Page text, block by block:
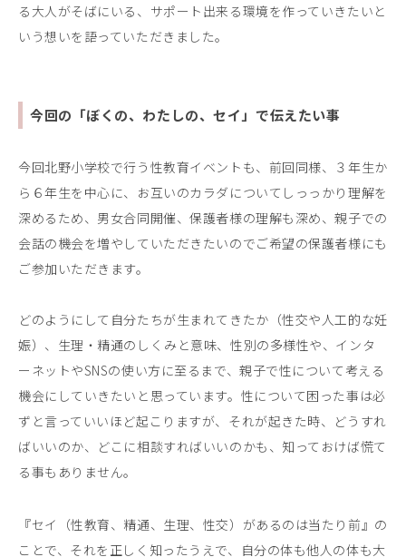
る大人がそばにいる、サポート出来る環境を作っていきたいと
いう想いを語っていただきました。
今回の「ぼくの、わたしの、セイ」で伝えたい事
今回北野小学校で行う性教育イベントも、前回同様、３年生か
ら６年生を中心に、お互いのカラダについてしっっかり理解を
深めるため、男女合同開催、保護者様の理解も深め、親子での
会話の機会を増やしていただきたいのでご希望の保護者様にも
ご参加いただきます。
どのようにして自分たちが生まれてきたか（性交や人工的な妊
娠）、生理・精通のしくみと意味、性別の多様性や、インタ
ーネットやSNSの使い方に至るまで、親子で性について考える
機会にしていきたいと思っています。性について困った事は必
ずと言っていいほど起こりますが、それが起きた時、どうすれ
ばいいのか、どこに相談すればいいのかも、知っておけば慌て
る事もありません。
『セイ（性教育、精通、⽣理、性交）があるのは当たり前』の
ことで、それを正しく知ったうえで、自分の体も他⼈の体も⼤